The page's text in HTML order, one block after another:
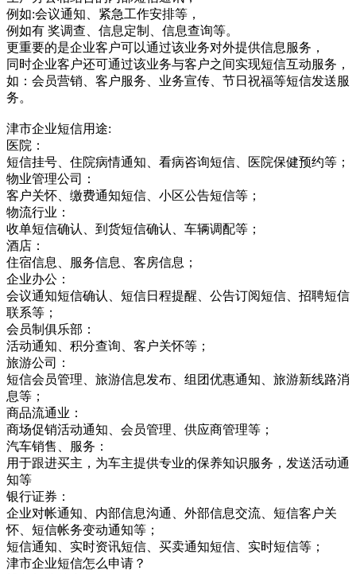
例如:会议通知、紧急工作安排等，
例如有 奖调查、信息定制、信息查询等。
更重要的是企业客户可以通过该业务对外提供信息服务，
同时企业客户还可通过该业务与客户之间实现短信互动服务，
如：会员营销、客户服务、业务宣传、节日祝福等短信发送服
务。
津市企业短信用途:
医院：
短信挂号、住院病情通知、看病咨询短信、医院保健预约等；
物业管理公司：
客户关怀、缴费通知短信、小区公告短信等；
物流行业：
收单短信确认、到货短信确认、车辆调配等；
酒店：
住宿信息、服务信息、客房信息；
企业办公：
会议通知短信确认、短信日程提醒、公告订阅短信、招聘短信
联系等；
会员制俱乐部：
活动通知、积分查询、客户关怀等；
旅游公司：
短信会员管理、旅游信息发布、组团优惠通知、旅游新线路消
息等；
商品流通业：
商场促销活动通知、会员管理、供应商管理等；
汽车销售、服务：
用于跟进买主，为车主提供专业的保养知识服务，发送活动通
知等
银行证券：
企业对帐通知、内部信息沟通、外部信息交流、短信客户关
怀、短信帐务变动通知等；
短信通知、实时资讯短信、买卖通知短信、实时短信等；
津市企业短信怎么申请？